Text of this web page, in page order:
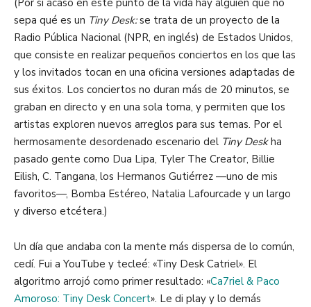
(Por si acaso en este punto de la vida hay alguien que no
sepa qué es un Tiny Desk:se trata de un proyecto de la
Radio Pública Nacional (NPR, en inglés) de Estados Unidos,
que consiste en realizar pequeños conciertos en los que las
y los invitados tocan en una oficina versiones adaptadas de
sus éxitos. Los conciertos no duran más de 20 minutos, se
graban en directo y en una sola toma, y permiten que los
artistas exploren nuevos arreglos para sus temas. Por el
hermosamente desordenado escenario del Tiny Deskha
pasado gente como Dua Lipa, Tyler The Creator, Billie
Eilish, C. Tangana, los Hermanos Gutiérrez —uno de mis
favoritos—, Bomba Estéreo, Natalia Lafourcade y un largo
y diverso etcétera.)
Un día que andaba con la mente más dispersa de lo común,
cedí. Fui a YouTube y tecleé: «Tiny Desk Catriel». El
algoritmo arrojó como primer resultado: «Ca7riel & Paco
Amoroso: Tiny Desk Concert». Le di play y lo demás